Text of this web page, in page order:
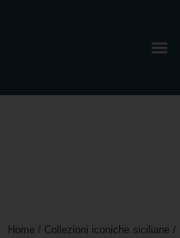
Home / Collezioni iconiche siciliane /